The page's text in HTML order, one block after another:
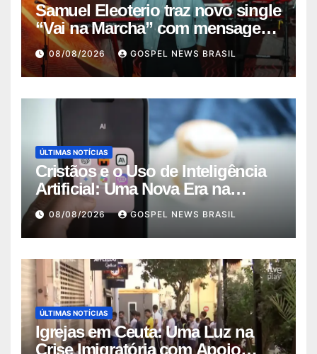
Samuel Eleoterio traz novo single
“Vai na Marcha” com mensagem
de f…
08/08/2026 GOSPEL NEWS BRASIL
ÚLTIMAS NOTÍCIAS
Cristãos e o Uso de Inteligência
Artificial: Uma Nova Era na
Rela…
08/08/2026 GOSPEL NEWS BRASIL
ÚLTIMAS NOTÍCIAS
Igrejas em Ceuta: Uma Luz na
Crise Imigratória com Apoio